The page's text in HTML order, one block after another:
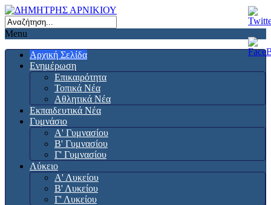
Menu
Αρχική Σελίδα
Ενημέρωση
Επικαιρότητα
Τοπικά Νέα
Αθλητικά Νέα
Εκπαιδευτικά Νέα
Γυμνάσιο
Α' Γυμνασίου
Β' Γυμνασίου
Γ' Γυμνασίου
Λύκειο
Α' Λυκείου
Β' Λυκείου
Γ' Λυκείου